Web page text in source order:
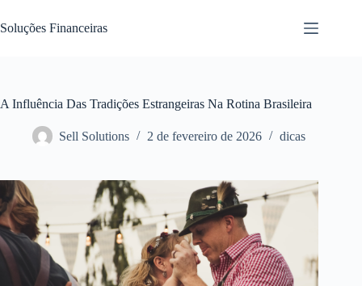
para
o
Soluções Financeiras
A Influência Das Tradições Estrangeiras Na Rotina Brasileira
Sell Solutions 2 de fevereiro de 2026 dicas